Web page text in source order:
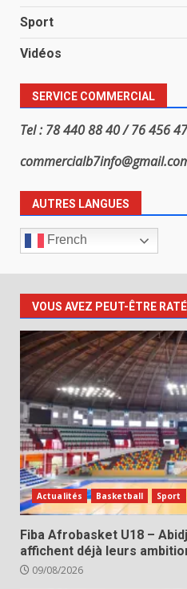
Sport
Vidéos
SERVICE COMMERCIAL
Tel : 78 440 88 40 / 76 456
AUTRES LANGUES
French
VOUS AVEZ PEUT-ÊTRE RATÉ
Actualités Basketball Sport
Fiba Afrobasket U18 –
affichent déjà leurs
09/08/2026